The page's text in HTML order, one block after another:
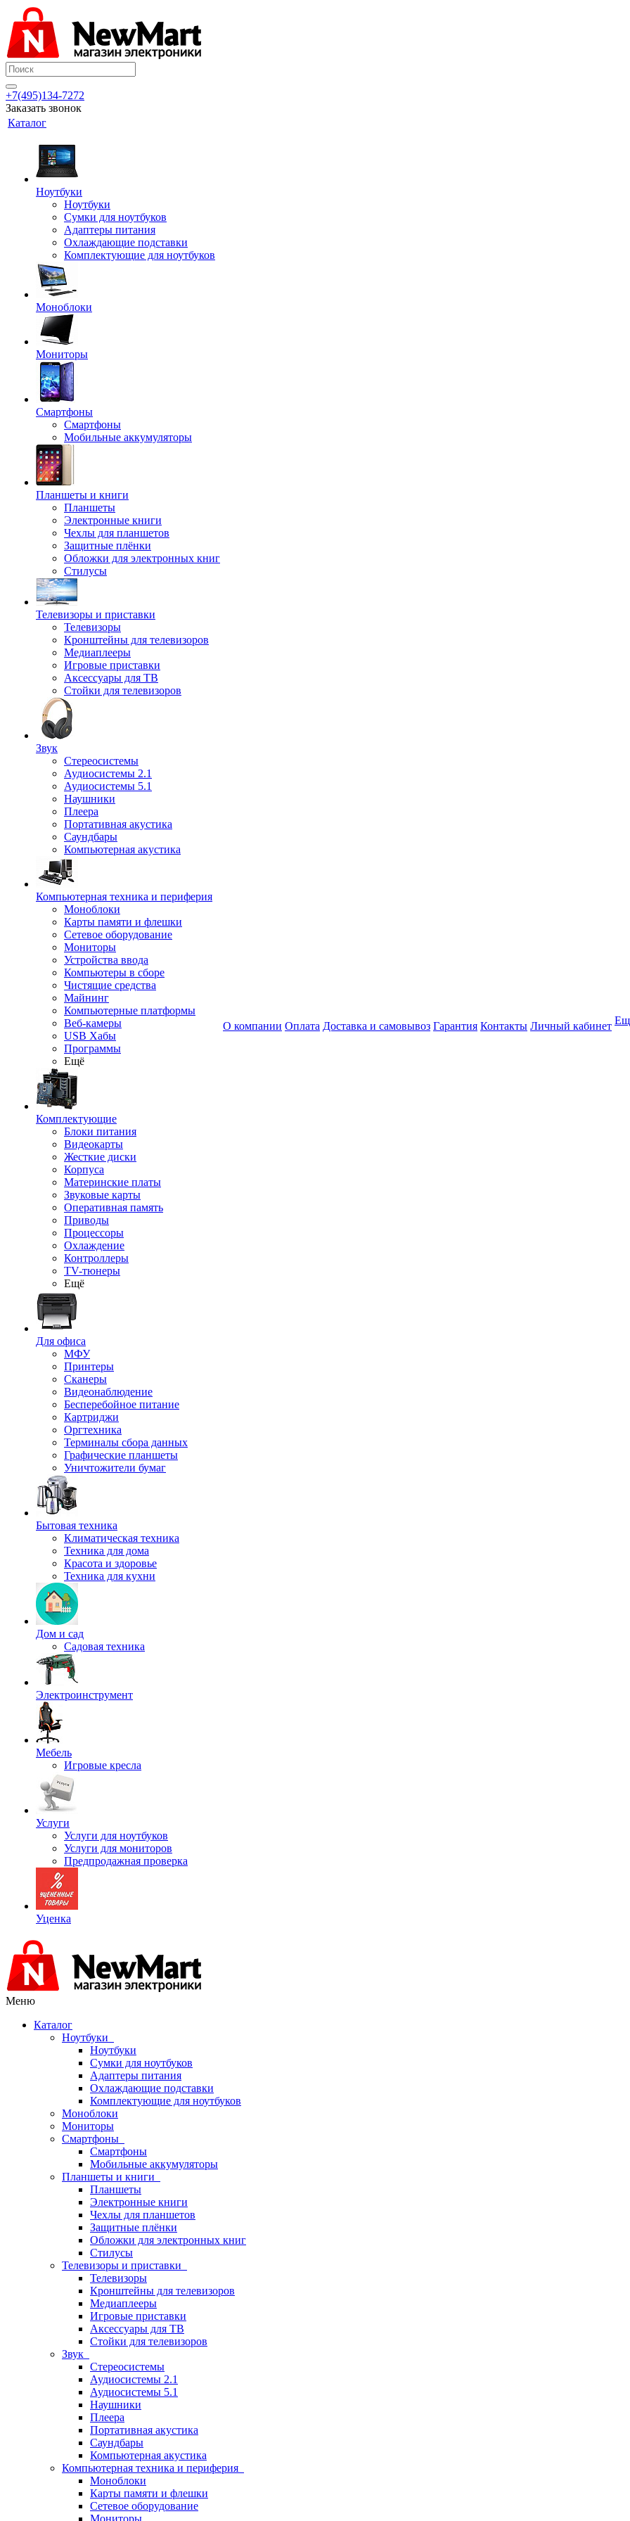
+7(495)134-7272
Заказать звонок
Каталог
Ноутбуки
Ноутбуки
Сумки для ноутбуков
Адаптеры питания
Охлаждающие подставки
Комплектующие для ноутбуков
Моноблоки
Мониторы
Смартфоны
Смартфоны
Мобильные аккумуляторы
Планшеты и книги
Планшеты
Электронные книги
Чехлы для планшетов
Защитные плёнки
Обложки для электронных книг
Стилусы
Телевизоры и приставки
Телевизоры
Кронштейны для телевизоров
Медиаплееры
Игровые приставки
Аксессуары для ТВ
Стойки для телевизоров
Звук
Стереосистемы
Аудиосистемы 2.1
Аудиосистемы 5.1
Наушники
Плеера
Портативная акустика
Саундбары
Компьютерная акустика
Компьютерная техника и периферия
Моноблоки
Карты памяти и флешки
Сетевое оборудование
Мониторы
Устройства ввода
Компьютеры в сборе
Чистящие средства
Майнинг
Компьютерные платформы
Веб-камеры
USB Хабы
Программы
Ещё
Комплектующие
Блоки питания
Видеокарты
Жесткие диски
Корпуса
Материнские платы
Звуковые карты
Оперативная память
Приводы
Процессоры
Охлаждение
Контроллеры
TV-тюнеры
Ещё
Для офиса
МФУ
Принтеры
Сканеры
Видеонаблюдение
Бесперебойное питание
Картриджи
Оргтехника
Терминалы сбора данных
Графические планшеты
Уничтожители бумаг
Бытовая техника
Климатическая техника
Техника для дома
Красота и здоровье
Техника для кухни
Дом и сад
Садовая техника
Электроинструмент
Мебель
Игровые кресла
Услуги
Услуги для ноутбуков
Услуги для мониторов
Предпродажная проверка
Уценка
О компании Оплата Доставка и самовывоз Гарантия Контакты Личный кабинет
Меню
Каталог
Ноутбуки
Ноутбуки
Сумки для ноутбуков
Адаптеры питания
Охлаждающие подставки
Комплектующие для ноутбуков
Моноблоки
Мониторы
Смартфоны
Смартфоны
Мобильные аккумуляторы
Планшеты и книги
Планшеты
Электронные книги
Чехлы для планшетов
Защитные плёнки
Обложки для электронных книг
Стилусы
Телевизоры и приставки
Телевизоры
Кронштейны для телевизоров
Медиаплееры
Игровые приставки
Аксессуары для ТВ
Стойки для телевизоров
Звук
Стереосистемы
Аудиосистемы 2.1
Аудиосистемы 5.1
Наушники
Плеера
Портативная акустика
Саундбары
Компьютерная акустика
Компьютерная техника и периферия
Моноблоки
Карты памяти и флешки
Сетевое оборудование
Мониторы